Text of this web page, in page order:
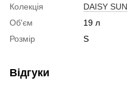
Колекція
DAISY SUN
Об'єм
19 л
Розмір
S
Відгуки